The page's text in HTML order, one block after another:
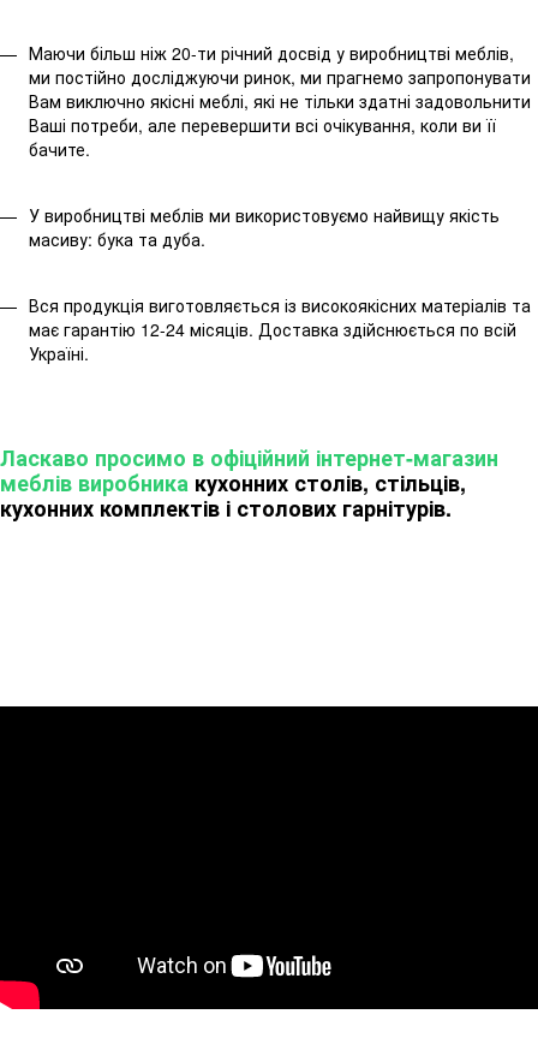
Маючи більш ніж 20-ти річний досвід у виробництві меблів,
ми постійно досліджуючи ринок, ми прагнемо запропонувати
Вам виключно якісні меблі, які не тільки здатні задовольнити
Ваші потреби, але перевершити всі очікування, коли ви її
бачите.
У виробництві меблів ми використовуємо найвищу якість
масиву: бука та дуба.
Вся продукція виготовляється із високоякісних матеріалів та
має гарантію 12-24 місяців. Доставка здійснюється по всій
Україні.
Ласкаво просимо в офіційний інтернет-магазин
меблів виробника кухонних столів, стільців,
кухонних комплектів і столових гарнітурів.